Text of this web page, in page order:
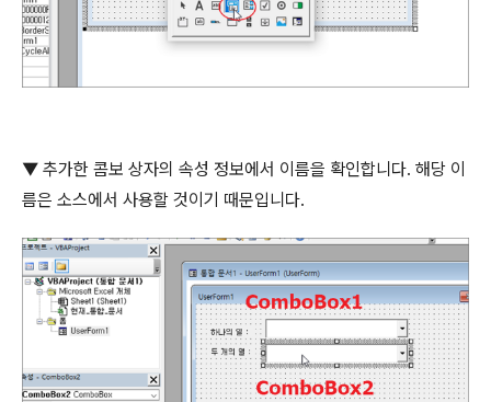
▼ 추가한 콤보 상자의 속성 정보에서 이름을 확인합니다. 해당 이
름은 소스에서 사용할 것이기 때문입니다.